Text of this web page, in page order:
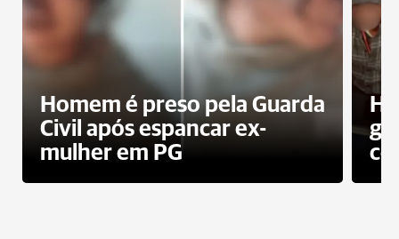
Homem é preso pela Guarda
Civil após espancar ex-
mulher em PG